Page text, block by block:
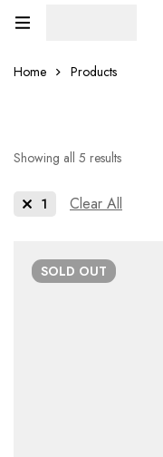
Home Products
Showing all 5 results
1 Clear All
SOLD OUT